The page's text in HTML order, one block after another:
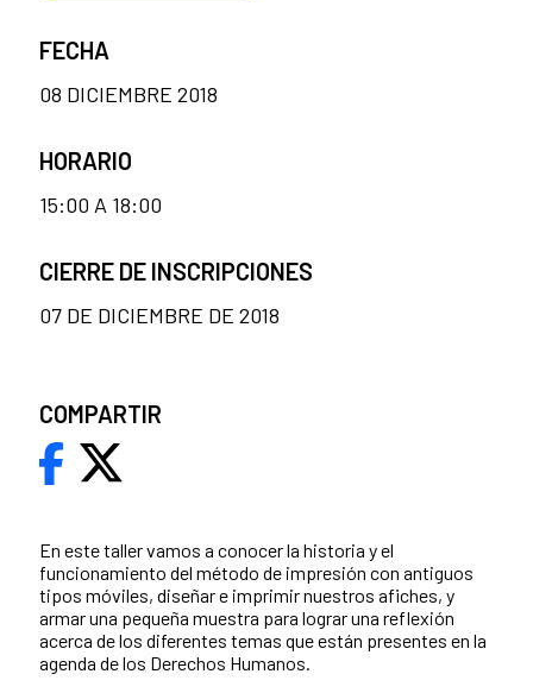
En este taller vamos a conocer la historia y el
funcionamiento del método de impresión con antiguos
tipos móviles, diseñar e imprimir nuestros afiches, y
armar una pequeña muestra para lograr una reflexión
acerca de los diferentes temas que están presentes en la
agenda de los Derechos Humanos.
FECHA
08 DICIEMBRE 2018
HORARIO
15:00 A 18:00
CIERRE DE INSCRIPCIONES
07 DE DICIEMBRE DE 2018
COMPARTIR